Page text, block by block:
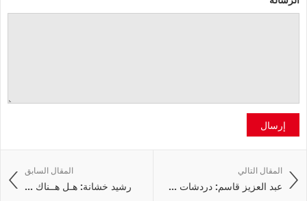
إرسال
المقال السابق
رشيد خشانة: هـل هــناك ...
المقال التالي
عبد العزيز قاسم: دردشات ...